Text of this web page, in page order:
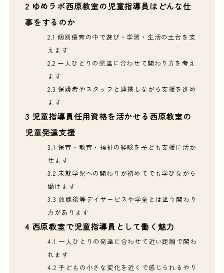
2 ゆめラボ西原教室の児童指導員はどんな仕
事をするのか
2.1 個別療育の中で遊び・学習・生活の土台を支
えます
2.2 一人ひとりの発達に合わせて関わり方を考え
ます
2.3 保護者やスタッフと連携しながら支援を進め
ます
3 児童指導員任用資格を活かせる西原教室の
児童発達支援
3.1 保育・教育・福祉の経験を子ども支援に活か
せます
3.2 未就学児への関わりが初めてでも学びながら
働けます
3.3 放課後等デイサービスや学童とは違う関わり
方があります
4西原教室で児童指導員として働く魅力
4.1 一人ひとりの発達に合わせて近い距離で関わ
れます
4.2 子どもの小さな変化を近くで感じられるやり